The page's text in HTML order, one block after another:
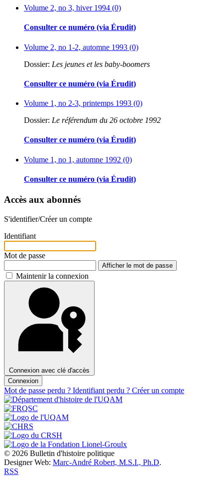
Volume 2, no 3, hiver 1994 (0)
Consulter ce numéro (via Érudit)
Volume 2, no 1-2, automne 1993 (0)
Dossier: Les jeunes et les baby-boomers
Consulter ce numéro (via Érudit)
Volume 1, no 2-3, printemps 1993 (0)
Dossier: Le référendum du 26 octobre 1992
Consulter ce numéro (via Érudit)
Volume 1, no 1, automne 1992 (0)
Consulter ce numéro (via Érudit)
Accès aux abonnés
S'identifier/Créer un compte
Identifiant
Mot de passe
Afficher le mot de passe
Maintenir la connexion
Connexion avec clé d'accès
Connexion
Mot de passe perdu ? Identifiant perdu ? Créer un compte
© 2026 Bulletin d'histoire politique
Designer Web: Marc-André Robert, M.S.I., Ph.D.
RSS